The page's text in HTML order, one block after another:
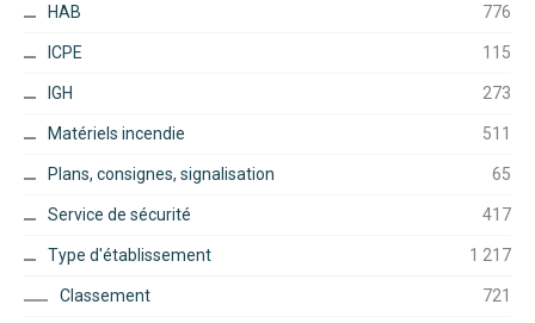
HAB 776
ICPE 115
IGH 273
Matériels incendie 511
Plans, consignes, signalisation 65
Service de sécurité 417
Type d'établissement 1 217
Classement 721